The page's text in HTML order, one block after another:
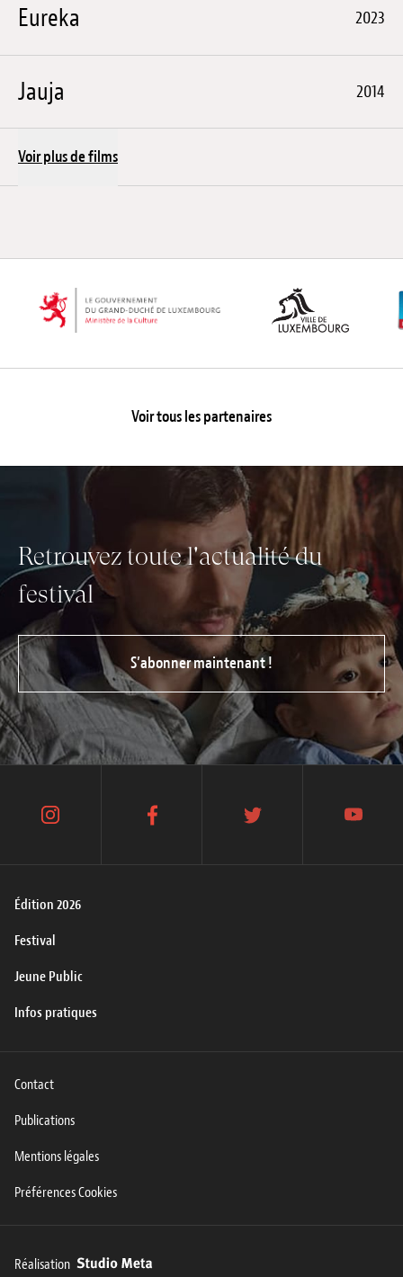
Eureka 2023
Jauja 2014
Voir plus de films
Voir tous les partenaires
Retrouvez toute l'actualité du
festival
S’abonner maintenant !
Édition 2026
Festival
Jeune Public
Infos pratiques
instagram facebook twitter youtube
Contact
Publications
Mentions légales
Préférences Cookies
Réalisation